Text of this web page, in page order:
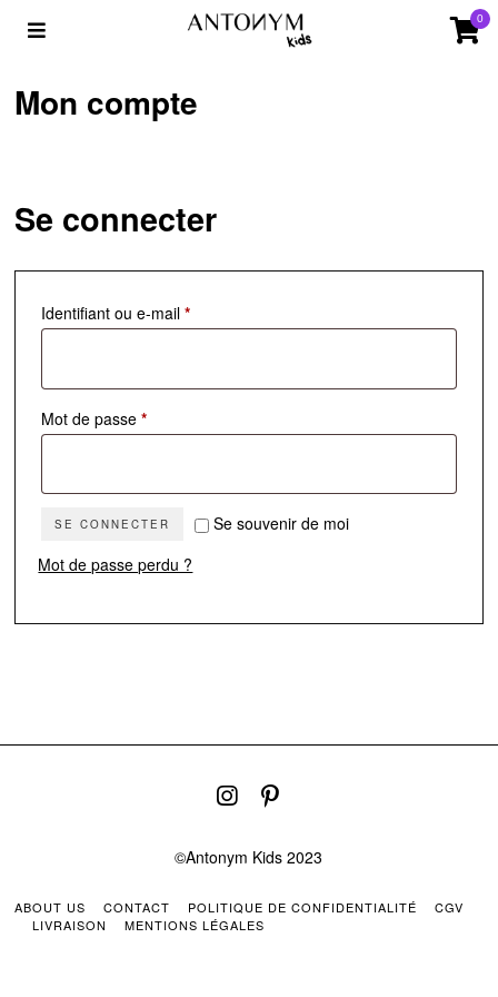
0
Mon compte
Se connecter
Identifiant ou e-mail*
Mot de passe*
Se souvenir de moi
SE CONNECTER
Mot de passe perdu ?
©Antonym Kids 2023
ABOUT US CONTACT POLITIQUE DE CONFIDENTIALITÉ
CGV
LIVRAISON
MENTIONS LÉGALES